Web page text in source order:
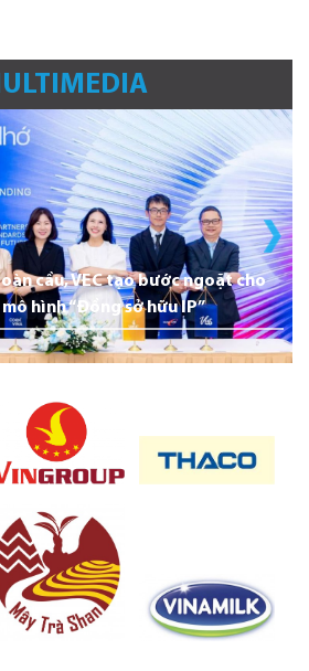
cầu, VEC tạo bước ngoặt cho
hình “Đồng sở hữu IP”